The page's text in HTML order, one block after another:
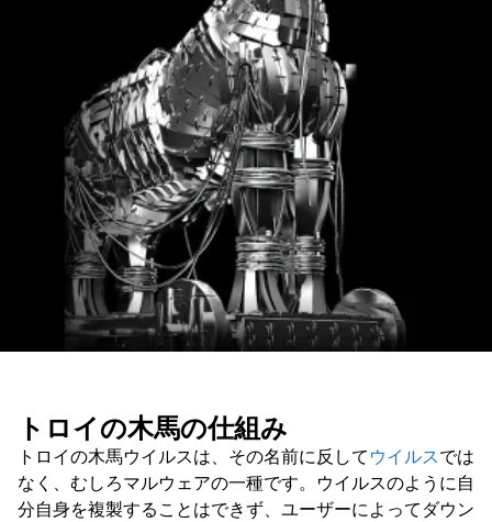
トロイの木馬の仕組み
トロイの木馬ウイルスは、その名前に反して ウイルスでは
なく、むしろマルウェアの一種です。ウイルスのように自
分自身を複製することはできず、ユーザーによってダウン